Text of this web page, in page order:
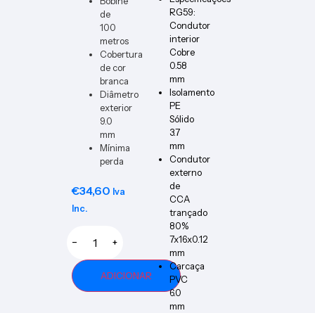
de
100
metros
Cobertura
de cor
branca
Diâmetro
exterior
9.0
mm
Mínima
perda
€34,60 Iva
Inc.
− +
ADICIONAR
RG59:
Condutor
interior
Cobre
0.58
mm
Isolamento
PE
Sólido
3.7
mm
Condutor
externo
de
CCA
trançado
80%
7x16x0.12
mm
Carcaça
PVC
6.0
mm